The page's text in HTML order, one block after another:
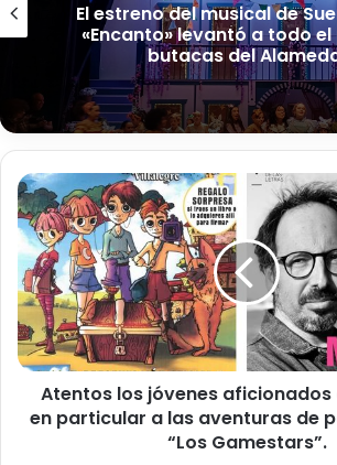
El estreno del musical de
«Encanto» levantó a todo
butacas del
A
t
e
n
t
o
s
l
o
Atentos los jóvenes
en particular a las aventuras de
“Los Gamestars”.